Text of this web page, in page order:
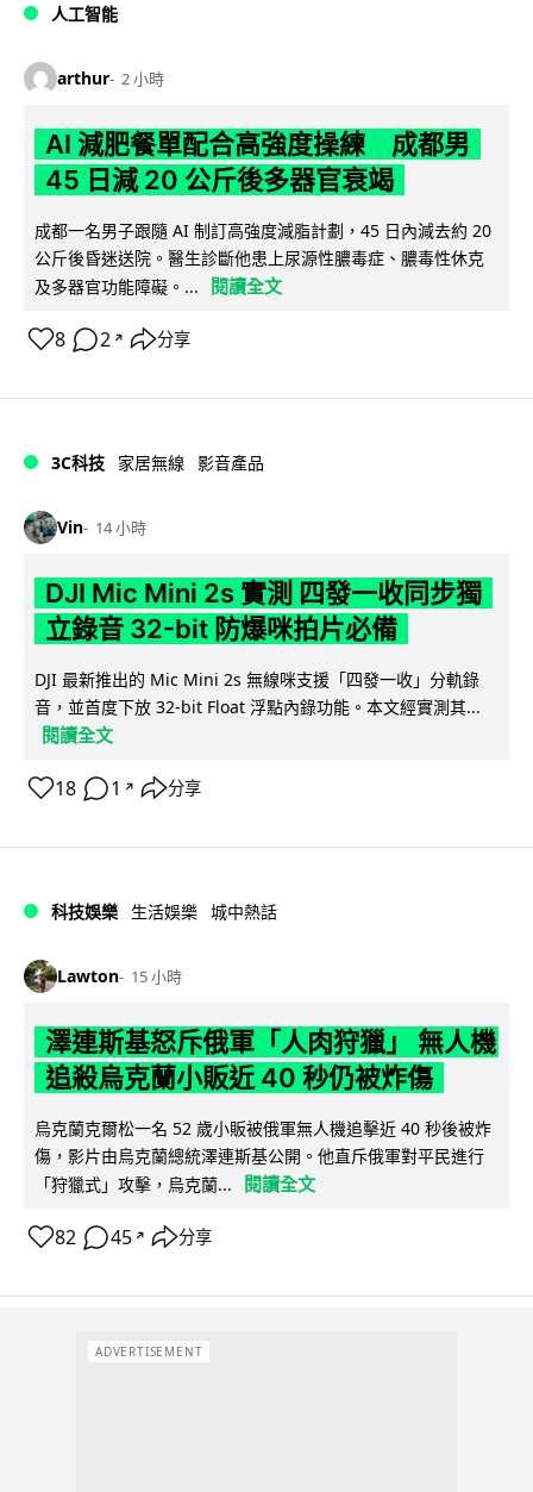
人工智能
arthur 2 小時
AI 減肥餐單配合高強度操練 成都男
45 日減 20 公斤後多器官衰竭
成都一名男子跟隨 AI 制訂高強度減脂計劃，45 日內減去約 20
公斤後昏迷送院。醫生診斷他患上尿源性膿毒症、膿毒性休克
及多器官功能障礙。...
閱讀全文
8 2 ↗ 分享
3C科技 家居無線 影音產品
Vin 14 小時
DJI Mic Mini 2s 實測 四發一收同步獨
立錄音 32-bit 防爆咪拍片必備
DJI 最新推出的 Mic Mini 2s 無線咪支援「四發一收」分軌錄
音，並首度下放 32-bit Float 浮點內錄功能。本文經實測其...
閱讀全文
18 1 ↗ 分享
科技娛樂 生活娛樂 城中熱話
Lawton 15 小時
澤連斯基怒斥俄軍「人肉狩獵」 無人機
追殺烏克蘭小販近 40 秒仍被炸傷
烏克蘭克爾松一名 52 歲小販被俄軍無人機追擊近 40 秒後被炸
傷，影片由烏克蘭總統澤連斯基公開。他直斥俄軍對平民進行
「狩獵式」攻擊，烏克蘭...
閱讀全文
82 45 ↗ 分享
ADVERTISEMENT